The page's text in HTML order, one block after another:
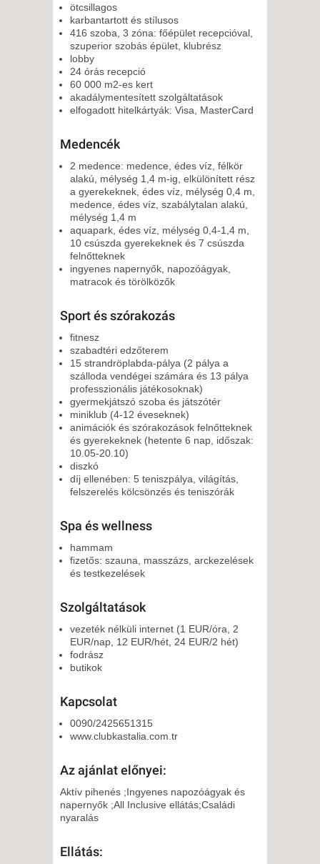
ötcsillagos
karbantartott és stílusos
416 szoba, 3 zóna: főépület recepcióval,
szuperior szobás épület, klubrész
lobby
24 órás recepció
60 000 m2-es kert
akadálymentesített szolgáltatások
elfogadott hitelkártyák: Visa, MasterCard
Medencék
2 medence: medence, édes víz, félkör
alakú, mélység 1,4 m-ig, elkülönített rész
a gyerekeknek, édes víz, mélység 0,4 m,
medence, édes víz, szabálytalan alakú,
mélység 1,4 m
aquapark, édes víz, mélység 0,4-1,4 m,
10 csúszda gyerekeknek és 7 csúszda
felnőtteknek
ingyenes napernyők, napozóágyak,
matracok és törölközők
Sport és szórakozás
fitnesz
szabadtéri edzőterem
15 strandröplabda-pálya (2 pálya a
szálloda vendégei számára és 13 pálya
professzionális játékosoknak)
gyermekjátszó szoba és játszótér
miniklub (4-12 éveseknek)
animációk és szórakozások felnőtteknek
és gyerekeknek (hetente 6 nap, időszak:
10.05-20.10)
diszkó
díj ellenében: 5 teniszpálya, világítás,
felszerelés kölcsönzés és teniszórák
Spa és wellness
hammam
fizetős: szauna, masszázs, arckezelések
és testkezelések
Szolgáltatások
vezeték nélküli internet (1 EUR/óra, 2
EUR/nap, 12 EUR/hét, 24 EUR/2 hét)
fodrász
butikok
Kapcsolat
0090/2425651315
www.clubkastalia.com.tr
Az ajánlat előnyei:
Aktív pihenés ;Ingyenes napozóágyak és
napernyők ;All Inclusive ellátás;Családi
nyaralás
Ellátás: